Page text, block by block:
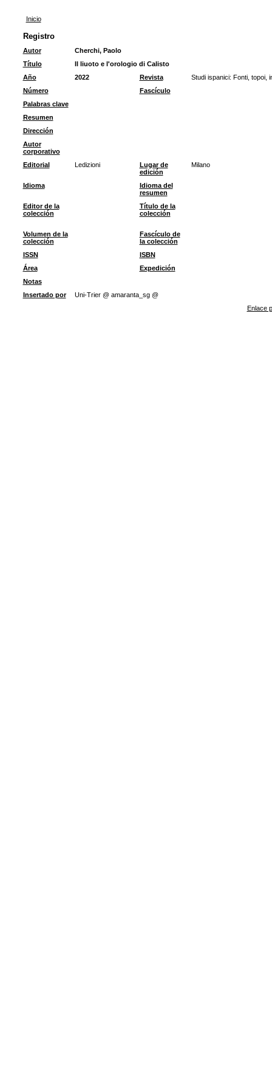
Inicio
Registro
Autor
Cherchi, Paolo
Título
Il liuoto e l'orologio di Calisto
Año
2022 Revista
Studi ispanici: Fonti, topoi,
Número
Fascículo
Palabras clave
Resumen
Dirección
Autor
corporativo
Editorial
Ledizioni
Lugar de
edición
Milano
Idioma
Idioma del
resumen
Editor de la
colección
Título de la
colección
Volumen de la
colección
Fascículo de
la colección
ISSN
ISBN
Área
Expedición
Notas
Insertado por
Uni-Trier @ amaranta_sg @
Enlace